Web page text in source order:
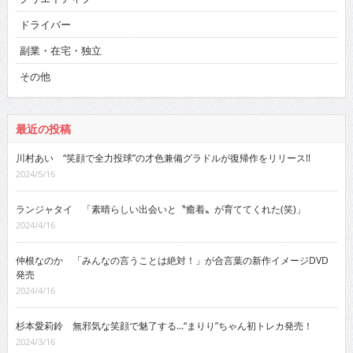
ドライバー
副業・在宅・独立
その他
最近の投稿
川村あい “笑顔で全力投球”の才色兼備グラドルが復帰作をリリース!!
2024/5/16
ランジャタイ 「素晴らしい出会いと〝癒着〟が育ててくれた(笑)」
2024/4/16
仲根なのか 「みんなの言うことは絶対！」が合言葉の新作イメージDVD
発売
2024/4/16
杉本愛莉鈴 無邪気な笑顔で魅了する…“まりり”ちゃん初トレカ発売！
2024/3/16